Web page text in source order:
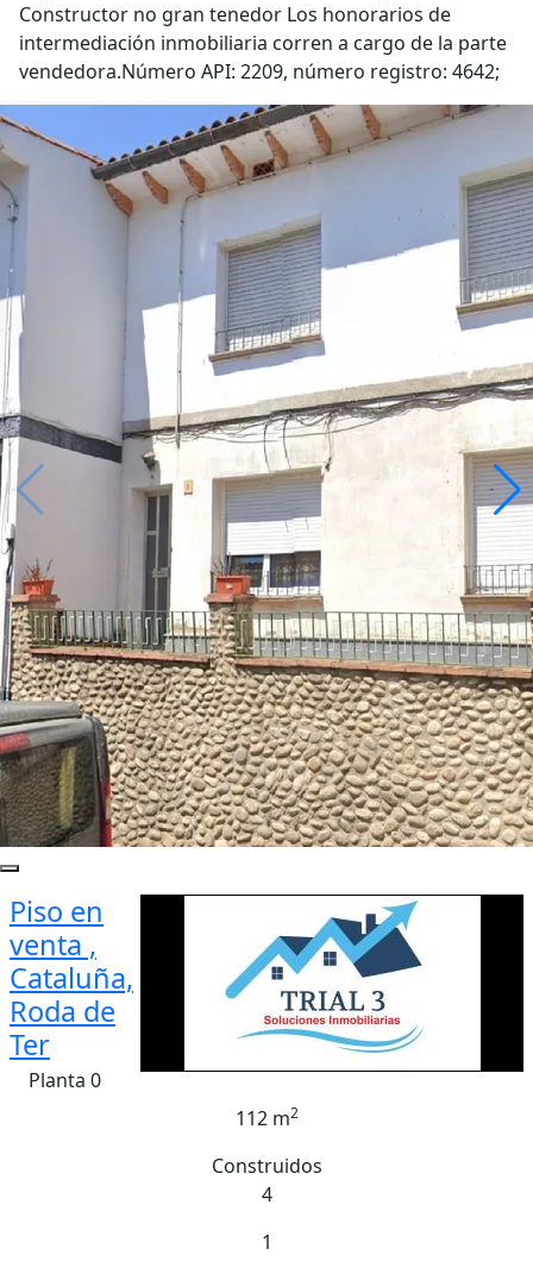
Constructor no gran tenedor Los honorarios de
intermediación inmobiliaria corren a cargo de la parte
vendedora.Número API: 2209, número registro: 4642;
Piso en
venta ,
Cataluña,
Roda de
Ter
Planta 0
112 m2
Construidos
4
1